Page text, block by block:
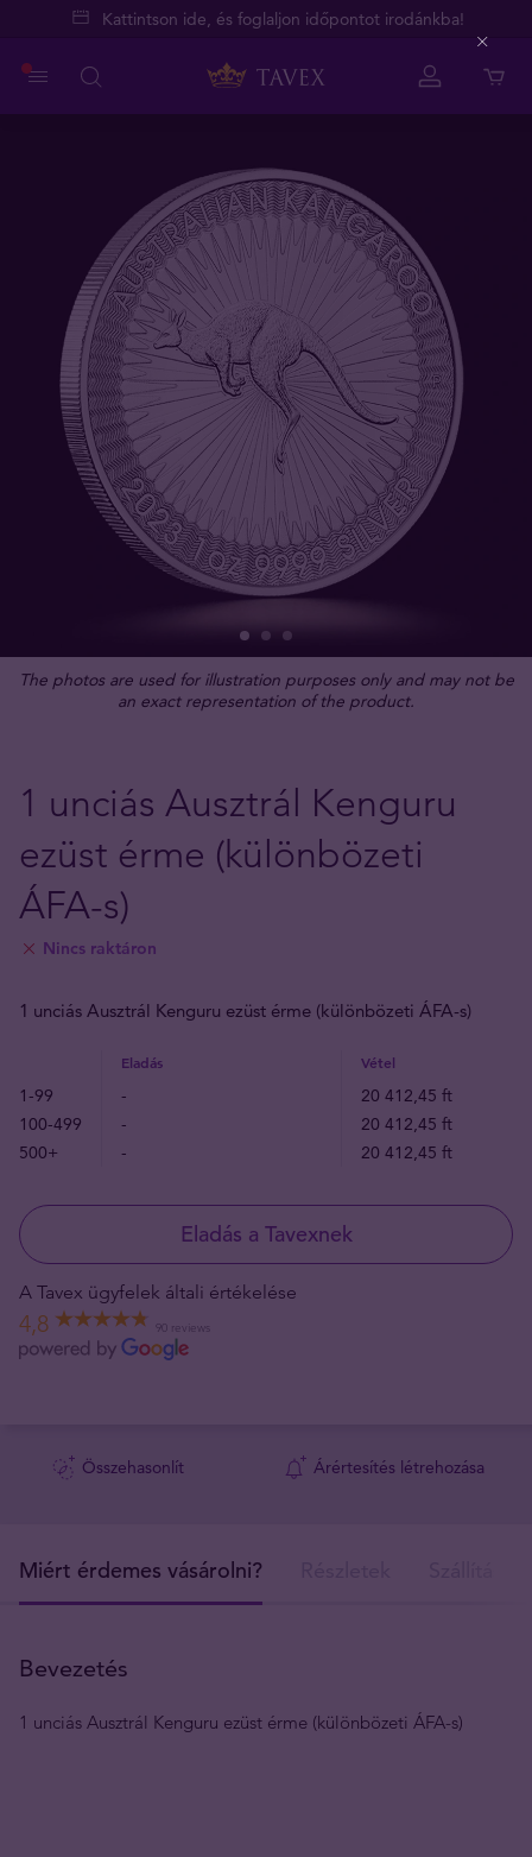
Kattintson ide, és foglaljon időpontot irodánkba!
The photos are used for illustration purposes only and may not be
an exact representation of the product.
1 unciás Ausztrál Kenguru
ezüst érme (különbözeti
ÁFA-s)
Nincs raktáron
1 unciás Ausztrál Kenguru ezüst érme (különbözeti ÁFA-s)
Eladás Vétel
1-99 -
20 412,45 ft
100-499
-
20 412,45 ft
500+
- 20 412,45 ft
Eladás a Tavexnek
A Tavex ügyfelek általi értékelése
4,8 90 reviews
Összehasonlít Árértesítés létrehozása
Miért érdemes vásárolni?
Bevezetés
1 unciás Ausztrál Kenguru ezüst érme (különbözeti ÁFA-s)
Close